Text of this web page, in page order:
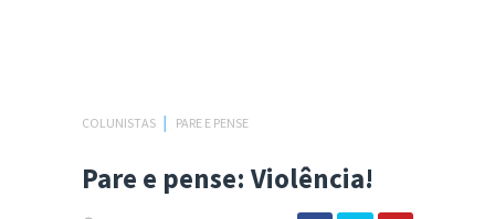
COLUNISTAS PARE E PENSE
Pare e pense: Violência!